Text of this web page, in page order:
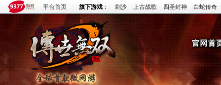
平台首页 旗下游戏 ： 刺沙 上古战歌 四圣封神 白蛇传奇